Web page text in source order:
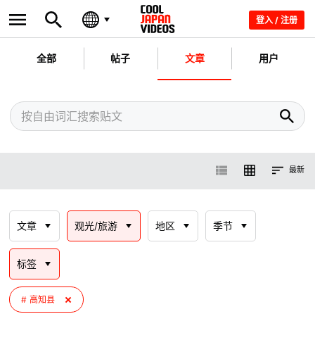
登入 / 注册
全部 帖子 文章 用户
最新
文章 观光/旅游 地区 季节
标签
高知县